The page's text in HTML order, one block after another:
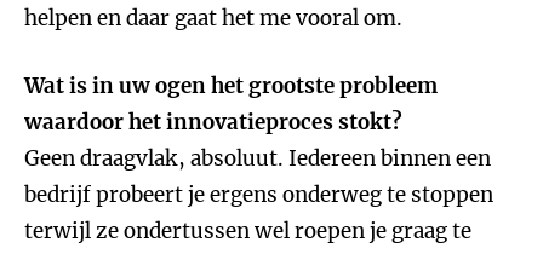
helpen en daar gaat het me vooral om.
Wat is in uw ogen het grootste probleem
waardoor het innovatieproces stokt?
Geen draagvlak, absoluut. Iedereen binnen een
bedrijf probeert je ergens onderweg te stoppen
terwijl ze ondertussen wel roepen je graag te